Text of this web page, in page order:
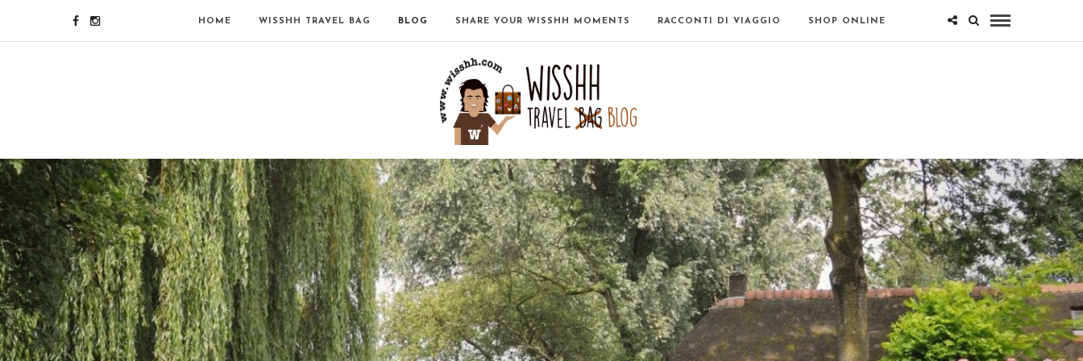
HOME WISSHH TRAVEL BAG BLOG SHARE YOUR WISSHH MOMENTS RACCONTI DI VIAGGIO SHOP ONLINE